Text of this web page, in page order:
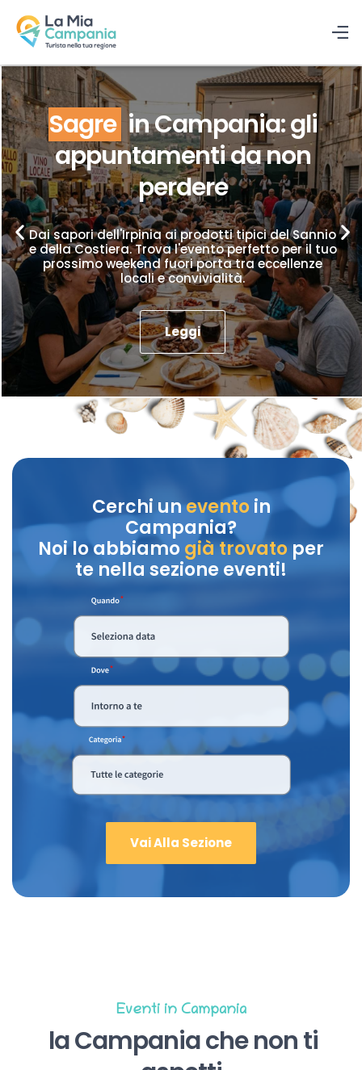
Sagre in Campania: gli
appuntamenti da non
perdere
Dai sapori dell'Irpinia ai prodotti tipici del Sannio
e della Costiera. Trova l'evento perfetto per il tuo
prossimo weekend fuori porta tra eccellenze
locali e convivialità.
Leggi
Cerchi unevento in
Campania?
Noi lo abbiamo già trovatoper
te nella sezione eventi!
Vai Alla Sezione
Eventi in Campania
la Campania che non ti